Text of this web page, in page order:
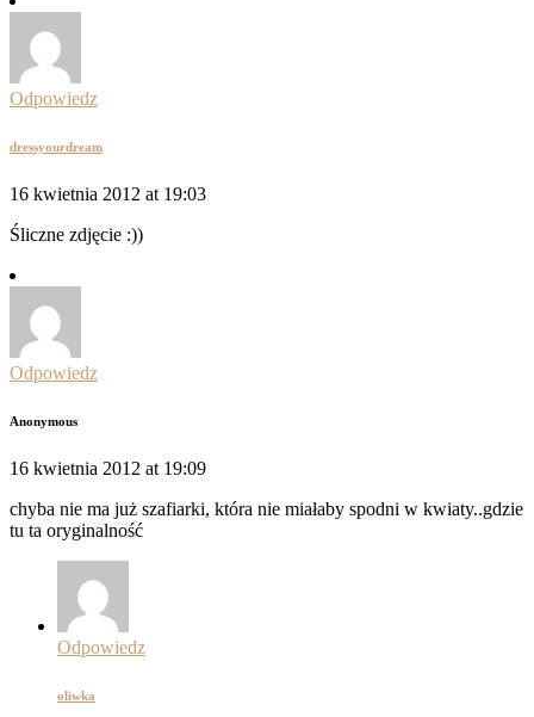
Odpowiedz
dressyourdream
16 kwietnia 2012 at 19:03
Śliczne zdjęcie :))
Odpowiedz
Anonymous
16 kwietnia 2012 at 19:09
chyba nie ma już szafiarki, która nie miałaby spodni w kwiaty..gdzie
tu ta oryginalność
Odpowiedz
oliwka